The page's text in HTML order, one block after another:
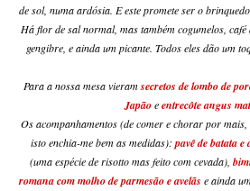
de sol, numa ardósia. E este promete ser o
Há flor de sal normal, mas também cogumelos,
gengibre, e ainda um picante. Todos eles dão um
Para a nossa mesa vieramsecretos de lombo de
Japãoeentrecôte angus
Os acompanhamentos (de comer e chorar por
isto enchia-me bem as medidas):pavê de batata e
(uma espécie de risotto mas feito com cevada),
romana com molho de parmesão e avelãs e ainda